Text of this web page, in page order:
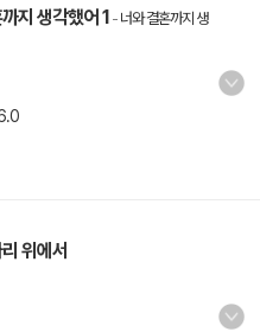
지 생각했어 1 - 너와 결혼까지 생
위에서